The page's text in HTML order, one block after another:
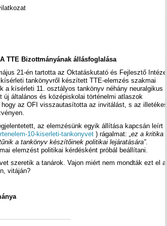
A TTE Bizottmányának állásfoglalása
21-én tartotta az Oktatáskutató és Fejlesztő Intézet
tankönyvről készített TTE-elemzés szakmai
a kísérleti 11. osztályos tankönyv néhány neuralgikus
új általános és középiskolai történelmi atlaszok
az OFI visszautasította az invitálást, s az illetékes
az elemzésünk egyik állítása kapcsán leírt
10-kiserleti-tankonyvet ) rágalmat: „ez a kritika
a tankönyv készítőinek politikai lejáratására”.
elemzést politikai kérdésként próbál beállítani.
szeretik a tanárok. Vajon miért nem mondták ezt el a
vitáján?